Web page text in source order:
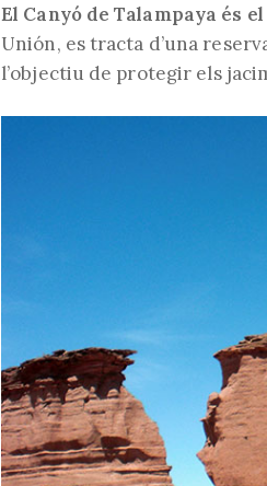
El Canyó de Talampaya és
Unión, es tracta d’una
l’objectiu de protegir els